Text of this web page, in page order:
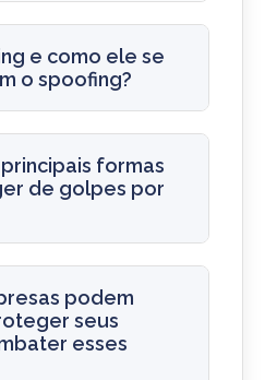
e como ele se
o spoofing?
formas
de golpes por
podem
seus
esses